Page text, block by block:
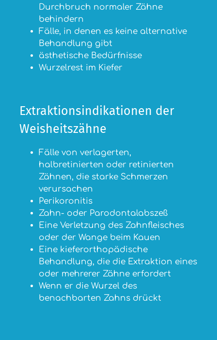
Durchbruch normaler Zähne
behindern
Fälle, in denen es keine alternative
Behandlung gibt
ästhetische Bedürfnisse
Wurzelrest im Kiefer
Extraktionsindikationen der
Weisheitszähne
Fälle von verlagerten,
halbretinierten oder retinierten
Zähnen, die starke Schmerzen
verursachen
Perikoronitis
Zahn- oder Parodontalabszeß
Eine Verletzung des Zahnfleisches
oder der Wange beim Kauen
Eine kieferorthopädische
Behandlung, die die Extraktion eines
oder mehrerer Zähne erfordert
Wenn er die Wurzel des
benachbarten Zahns drückt